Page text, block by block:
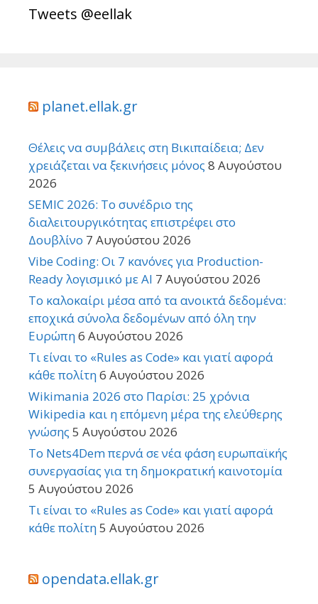
Tweets @eellak
planet.ellak.gr
Θέλεις να συμβάλεις στη Βικιπαίδεια; Δεν
χρειάζεται να ξεκινήσεις μόνος 8 Αυγούστου
2026
SEMIC 2026: Το συνέδριο της
διαλειτουργικότητας επιστρέφει στο
Δουβλίνο 7 Αυγούστου 2026
Vibe Coding: Οι 7 κανόνες για Production-
Ready λογισμικό με AI 7 Αυγούστου 2026
Το καλοκαίρι μέσα από τα ανοικτά δεδομένα:
εποχικά σύνολα δεδομένων από όλη την
Ευρώπη6 Αυγούστου 2026
Τι είναι το «Rules as Code» και γιατί αφορά
κάθε πολίτη6 Αυγούστου 2026
Wikimania 2026 στο Παρίσι: 25 χρόνια
Wikipedia και η επόμενη μέρα της ελεύθερης
γνώσης 5 Αυγούστου 2026
Το Nets4Dem περνά σε νέα φάση ευρωπαϊκής
συνεργασίας για τη δημοκρατική καινοτομία
5 Αυγούστου 2026
Τι είναι το «Rules as Code» και γιατί αφορά
κάθε πολίτη5 Αυγούστου 2026
opendata.ellak.gr